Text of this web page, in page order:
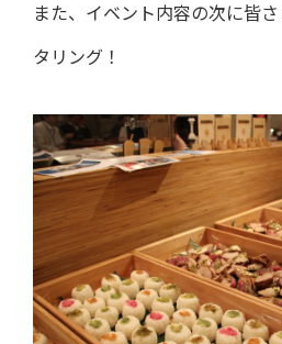
また、イベント内容の次に皆
タリング！